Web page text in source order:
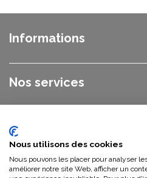
Informations
Nos services
Nos catégories
Nous contacter
Nous utilisons des cookies
Nous pouvons les placer pour analyser
améliorer notre site Web, afficher un